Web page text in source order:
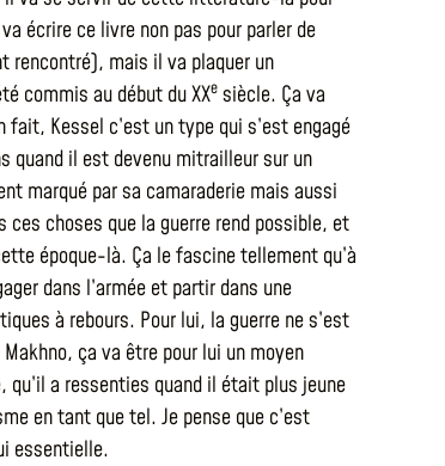
écrire ce livre non pas pour parler de
rencontré), mais il va plaquer un
commis au début du XXe siècle. Ça va
Kessel c’est un type qui s’est engagé
quand il est devenu mitrailleur sur un
marqué par sa camaraderie mais aussi
choses que la guerre rend possible, et
époque-là. Ça le fascine tellement qu’à
dans l’armée et partir dans une
à rebours. Pour lui, la guerre ne s’est
ça va être pour lui un moyen
a ressenties quand il était plus jeune
en tant que tel. Je pense que c’est
essentielle.